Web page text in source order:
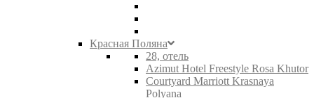
Красная Поляна
28, отель
Azimut Hotel Freestyle Rosa Khutor
Courtyard Marriott Krasnaya
Polyana